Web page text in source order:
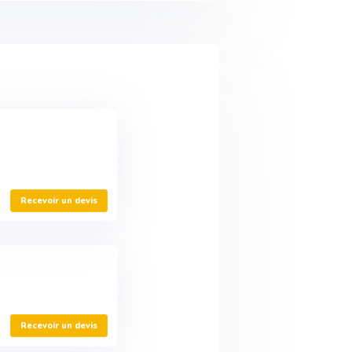
Recevoir un devis
Recevoir un devis